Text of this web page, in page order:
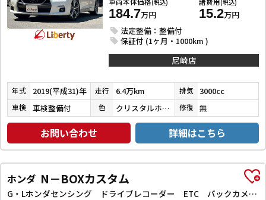
(税込)
184.7万円
(税込)
15.2万円
法定整備：整備付
保証付 (1ヶ月・1000km )
尼崎店
年式 2019(平成31)年 走行 6.4万km 排気 3000cc
車検 車検整備付 色 クリスタルホワイトパール３コートパール 修復 無
お問い合わせ 詳細はこちら
ホンダ N－BOXカスタム
G・Lホンダセンシング ドライブレコーダー ETC バックカメラ 両側スライド・片側電動 ナビ TV クリアランスソナー オートクルーズコントロール レーンアシスト 衝突被害軽減システム オートライト スマートキー